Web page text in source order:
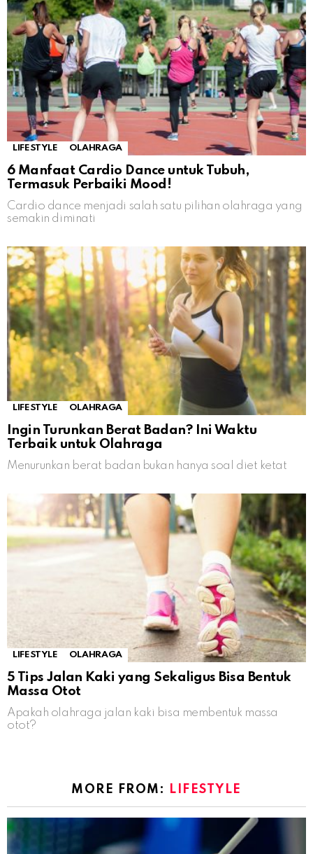
LIFESTYLE OLAHRAGA
6 Manfaat Cardio Dance untuk Tubuh,
Termasuk Perbaiki Mood!
Cardio dance menjadi salah satu pilihan olahraga yang
semakin diminati
LIFESTYLE OLAHRAGA
Ingin Turunkan Berat Badan? Ini Waktu
Terbaik untuk Olahraga
Menurunkan berat badan bukan hanya soal diet ketat
LIFESTYLE OLAHRAGA
5 Tips Jalan Kaki yang Sekaligus Bisa Bentuk
Massa Otot
Apakah olahraga jalan kaki bisa membentuk massa
otot?
MORE FROM: LIFESTYLE